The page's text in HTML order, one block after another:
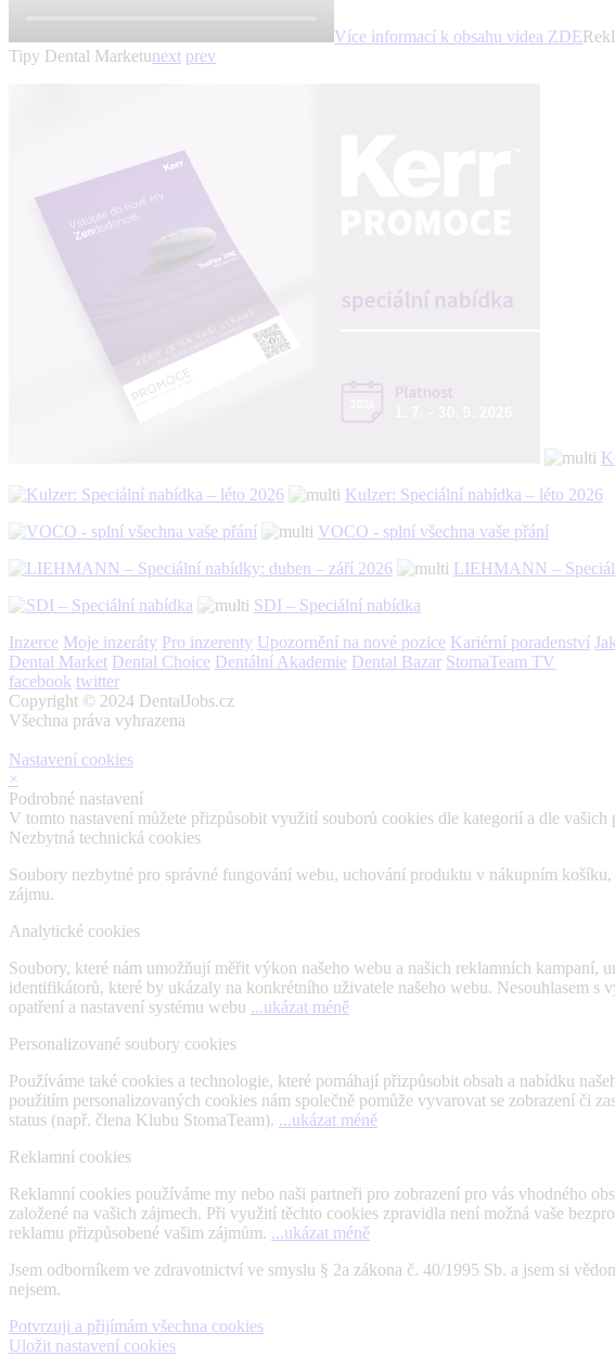
Více informací k obsahu videa ZDE
Tipy Dental Marketunext prev
Kulzer: Speciální nabídka – léto 2026
VOCO - splní všechna vaše přání
LIEHMANN –
SDI – Speciální nabídka
Inzerce Moje inzeráty Pro inzerenty Upozornění na nové pozice Kariérní poradenství
Dental Market Dental Choice Dentální Akademie Dental Bazar StomaTeam TV
facebook twitter
Copyright © 2024 DentalJobs.cz
Všechna práva vyhrazena
Nastavení cookies
×
Podrobné nastavení
V tomto nastavení můžete přizpůsobit využití souborů cookies dle kategorií a dle vašich
Nezbytná technická cookies
Soubory nezbytné pro správné fungování webu, uchování produktu v nákupním
zájmu.
Analytické cookies
Soubory, které nám umožňují měřit výkon našeho webu a našich reklamních kampaní,
identifikátorů, které by ukázaly na konkrétního uživatele našeho webu. Nesouhlasem
opatření a nastavení systému webu ...ukázat méně
Personalizované soubory cookies
Používáme také cookies a technologie, které pomáhají přizpůsobit obsah a nabídku
použitím personalizovaných cookies nám společně pomůže vyvarovat se zobrazení či
status (např. člena Klubu StomaTeam). ...ukázat méně
Reklamní cookies
Reklamní cookies používáme my nebo naši partneři pro zobrazení pro vás vhodného
založené na vašich zájmech. Při využití těchto cookies zpravidla není možná vaše
reklamu přizpůsobené vašim zájmům. ...ukázat méně
Jsem odborníkem ve zdravotnictví ve smyslu § 2a zákona č. 40/1995 Sb. a jsem si
nejsem.
Potvrzuji a přijímám všechna cookies
Uložit nastavení cookies